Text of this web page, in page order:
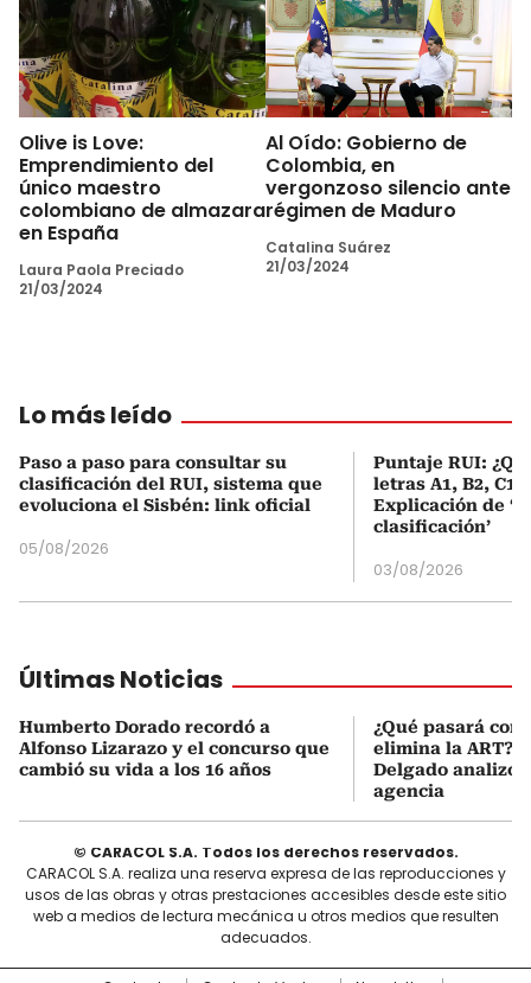
Olive is Love:
Emprendimiento del
único maestro
colombiano de almazara
en España
Laura Paola Preciado
21/03/2024
Al Oído: Gobierno de
Colombia, en
vergonzoso silencio ante
régimen de Maduro
Catalina Suárez
21/03/2024
Lo más leído
Paso a paso para consultar su
clasificación del RUI, sistema que
evoluciona el Sisbén: link oficial
05/08/2026
Puntaje RUI:
letras A1, B2, C1
Explicación de
clasificación’
03/08/2026
Últimas Noticias
Humberto Dorado recordó a
Alfonso Lizarazo y el concurso que
cambió su vida a los 16 años
¿Qué pasará con
elimina la ART?
Delgado analizó
agencia
© CARACOL S.A. Todos los derechos reservados.
CARACOL S.A. realiza una reserva expresa de las reproducciones y
usos de las obras y otras prestaciones accesibles desde este sitio
web a medios de lectura mecánica u otros medios que resulten
adecuados.